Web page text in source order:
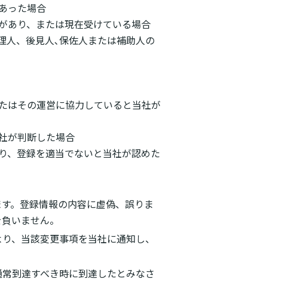
った場合
あり、または現在受けている場合
人、後見人､保佐人または補助人の
はその運営に協力していると当社が
が判断した場合
、登録を適当でないと当社が認めた
。登録情報の内容に虚偽、誤りま
いません。
、当該変更事項を当社に通知し、
到達すべき時に到達したとみなさ